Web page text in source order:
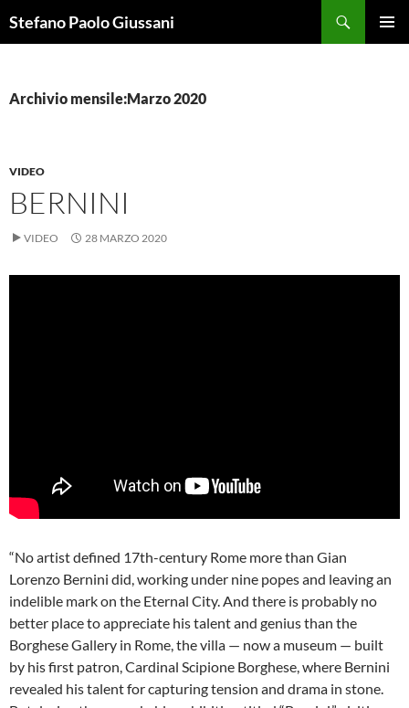
alStefano Paolo Giussani
Archivio mensile:Marzo 2020
VIDEO
BERNINI
VIDEO 28 MARZO 2020
“No artist defined 17th-century Rome more than Gian
Lorenzo Bernini did, working under nine popes and leaving an
indelible mark on the Eternal City. And there is probably no
better place to appreciate his talent and genius than the
Borghese Gallery in Rome, the villa — now a museum — built
by his first patron, Cardinal Scipione Borghese, where Bernini
revealed his talent for capturing tension and drama in stone.